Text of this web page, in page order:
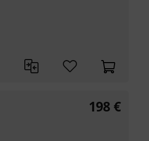
198 €